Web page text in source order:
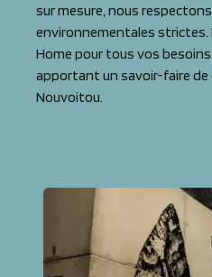
sur mesure, nous
environnementales strictes.
Home pour tous vos
apportant un savoir-faire de
Nouvoitou.